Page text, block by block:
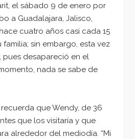
el sábado 9 de enero por
a Guadalajara, Jalisco,
cuatro años casi cada 15
familia; sin embargo, esta vez
pues desapareció en el
nada se sabe de
que Wendy, de 36
que los visitaría y que
alrededor del mediodía. “Mi